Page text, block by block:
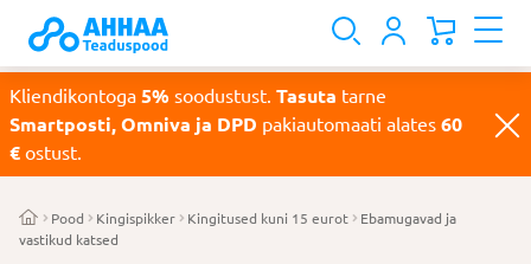
Kliendikontoga 5% soodustust. Tasuta tarne
Smartposti, Omniva ja DPD pakiautomaati alates 60
€ ostust.
Pood Kingispikker Kingitused kuni 15 eurot
Ebamugavad ja
vastikud katsed